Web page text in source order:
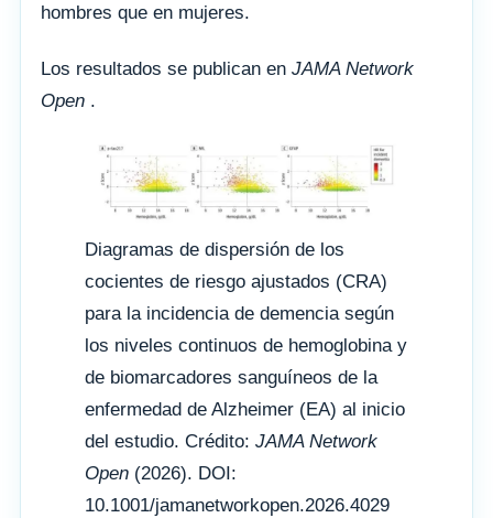
hombres que en mujeres.
Los resultados se publican en JAMA Network
Open .
Diagramas de dispersión de los
cocientes de riesgo ajustados (CRA)
para la incidencia de demencia según
los niveles continuos de hemoglobina y
de biomarcadores sanguíneos de la
enfermedad de Alzheimer (EA) al inicio
del estudio. Crédito: JAMA Network
Open (2026). DOI:
10.1001/jamanetworkopen.2026.4029